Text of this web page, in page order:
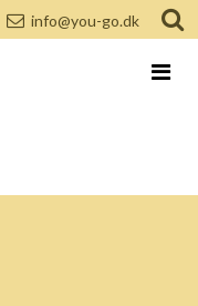
info@you-go.dk